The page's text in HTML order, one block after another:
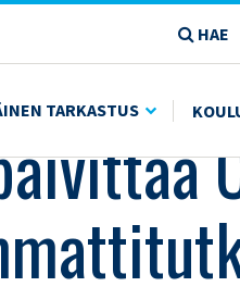
HAE
TARKASTUS